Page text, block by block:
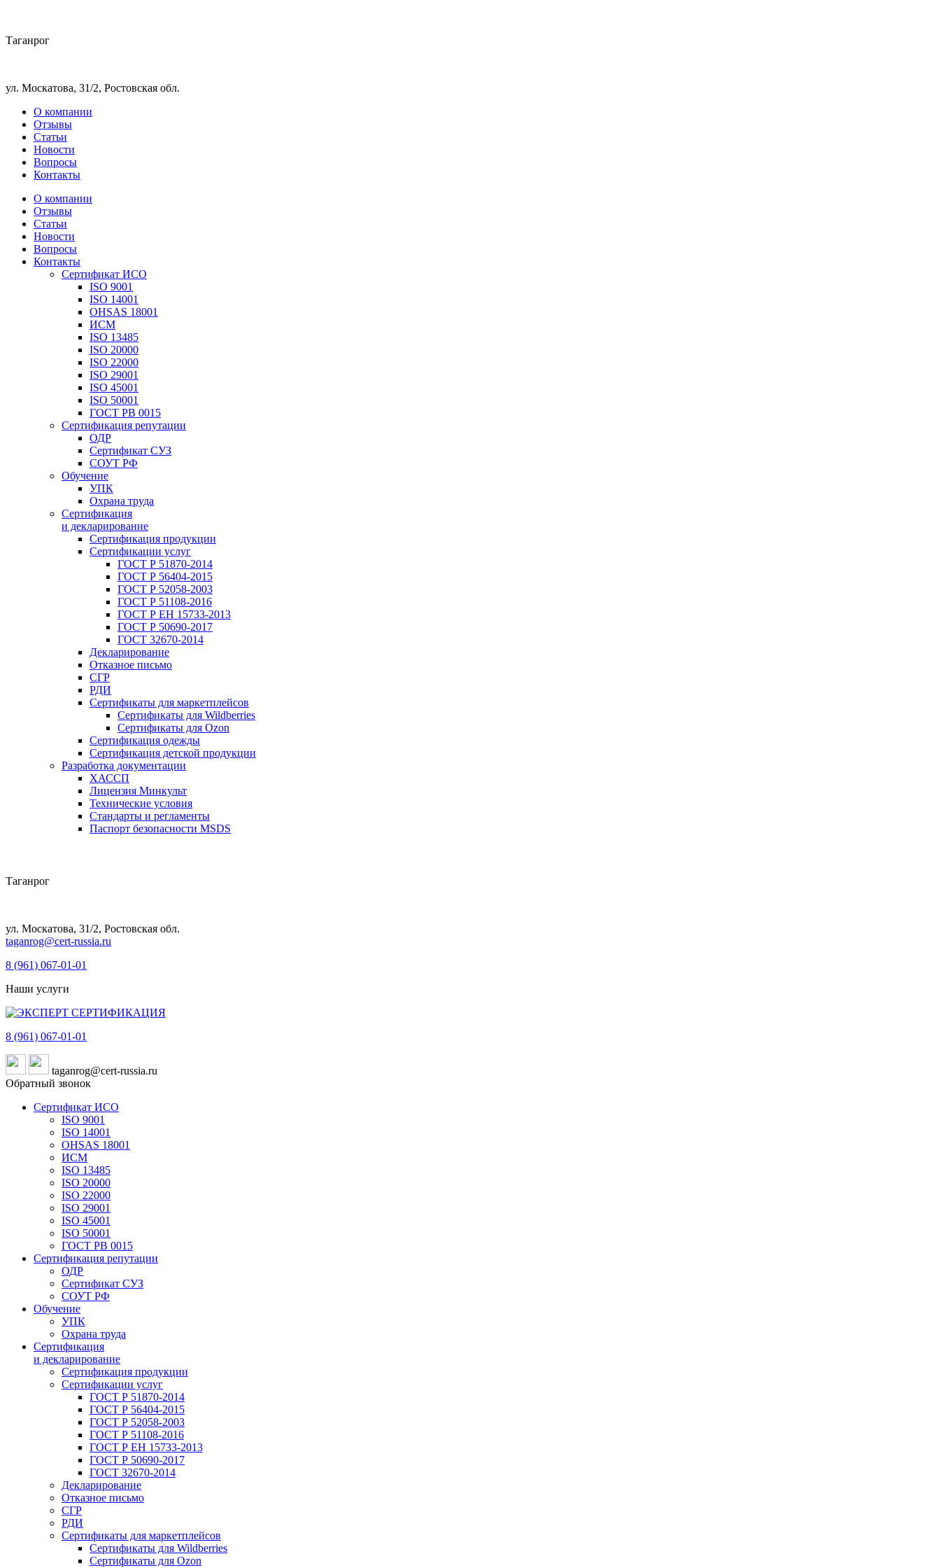
Таганрог
ул. Москатова, 31/2, Ростовская обл.
О компании
Отзывы
Статьи
Новости
Вопросы
Контакты
О компании
Отзывы
Статьи
Новости
Вопросы
Контакты
Сертификат ИСО
ISO 9001
ISO 14001
OHSAS 18001
ИСМ
ISO 13485
ISO 20000
ISO 22000
ISO 29001
ISO 45001
ISO 50001
ГОСТ РВ 0015
Сертификация репутации
ОДР
Сертификат СУЗ
СОУТ РФ
Обучение
УПК
Охрана труда
Сертификация
и декларирование
Сертификация продукции
Сертификации услуг
ГОСТ Р 51870-2014
ГОСТ Р 56404-2015
ГОСТ Р 52058-2003
ГОСТ Р 51108-2016
ГОСТ Р ЕН 15733-2013
ГОСТ Р 50690-2017
ГОСТ 32670-2014
Декларирование
Отказное письмо
СГР
РДИ
Сертификаты для маркетплейсов
Сертификаты для Wildberries
Сертификаты для Ozon
Сертификация одежды
Сертификация детской продукции
Разработка документации
ХАССП
Лицензия Минкульт
Технические условия
Стандарты и регламенты
Паспорт безопасности MSDS
Таганрог
ул. Москатова, 31/2, Ростовская обл.
taganrog@cert-russia.ru
8 (961) 067-01-01
Наши услуги
8 (961) 067-01-01
taganrog@cert-russia.ru
Обратный звонок
Сертификат ИСО
ISO 9001
ISO 14001
OHSAS 18001
ИСМ
ISO 13485
ISO 20000
ISO 22000
ISO 29001
ISO 45001
ISO 50001
ГОСТ РВ 0015
Сертификация репутации
ОДР
Сертификат СУЗ
СОУТ РФ
Обучение
УПК
Охрана труда
Сертификация
и декларирование
Сертификация продукции
Сертификации услуг
ГОСТ Р 51870-2014
ГОСТ Р 56404-2015
ГОСТ Р 52058-2003
ГОСТ Р 51108-2016
ГОСТ Р ЕН 15733-2013
ГОСТ Р 50690-2017
ГОСТ 32670-2014
Декларирование
Отказное письмо
СГР
РДИ
Сертификаты для маркетплейсов
Сертификаты для Wildberries
Сертификаты для Ozon